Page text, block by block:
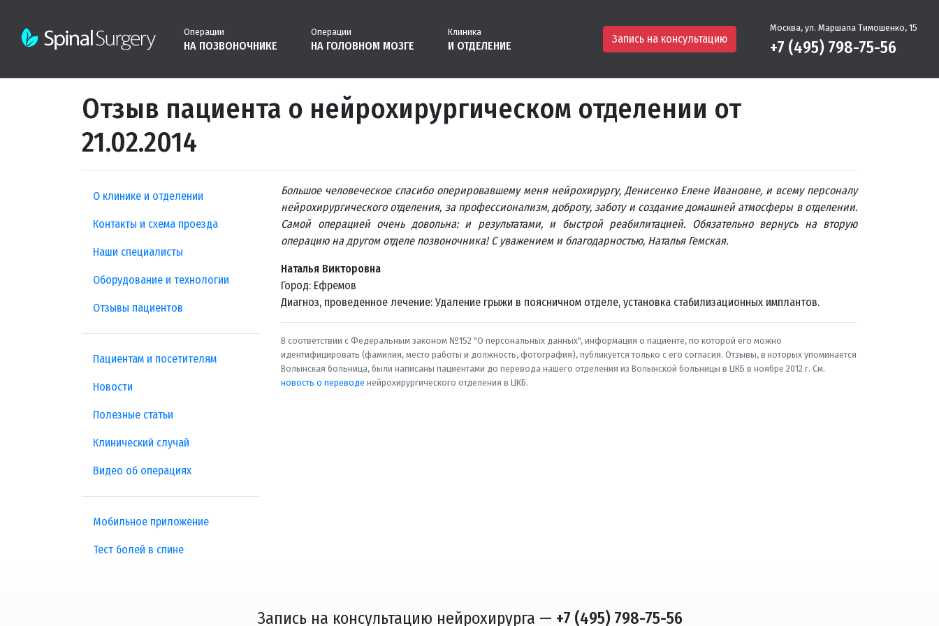
Операции
НА ПОЗВОНОЧНИКЕ
Операции
НА ГОЛОВНОМ МОЗГЕ
Клиника
И ОТДЕЛЕНИЕ
Запись на консультацию
Москва, ул. Маршала Тимошенко, 15
+7 (495) 798-75-56
Отзыв пациента о нейрохирургическом отделении от
21.02.2014
О клинике и отделении
Контакты и схема проезда
Наши специалисты
Оборудование и технологии
Отзывы пациентов
Пациентам и посетителям
Новости
Полезные статьи
Клинический случай
Видео об операциях
Мобильное приложение
Тест болей в спине
Большое человеческое спасибо оперировавшему меня нейрохирургу, Денисенко Елене Ивановне, и всему персоналу
нейрохирургического отделения, за профессионализм, доброту, заботу и создание домашней атмосферы в отделении.
Самой операцией очень довольна: и результатами, и быстрой реабилитацией. Обязательно вернусь на вторую
операцию на другом отделе позвоночника! С уважением и благодарностью, Наталья Гемская.
Наталья Викторовна
Город: Ефремов
Диагноз, проведенное лечение: Удаление грыжи в поясничном отделе, установка стабилизационных имплантов.
В соответствии с Федеральным законом №152 "О персональных данных", информация о пациенте, по которой его можно
идентифицировать (фамилия, место работы и должность, фотография), публикуется только с его согласия. Отзывы, в которых упоминается
Волынская больница, были написаны пациентами до перевода нашего отделения из Волынской больницы в ЦКБ в ноябре 2012 г. См.
новость о переводе нейрохирургического отделения в ЦКБ.
Запись на консультацию нейрохирурга — +7 (495) 798-75-56